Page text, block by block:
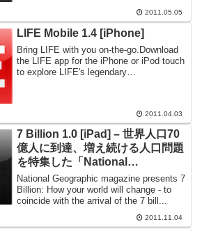
ツァー賞を受賞した沢田教一「安全への
逃避」、ケビン・カーター「ハゲワ...
2011.05.05
LIFE Mobile 1.4 [iPhone]
Bring LIFE with you on-the-go.Download
the LIFE app for the iPhone or iPod touch
to explore LIFE's legendary
2011.04.03
7 Billion 1.0 [iPad] – 世界人口70
億人に到達、増え続ける人口問題
を特集した「National
Geographic」誌のアプリケーシ
ョン
National Geographic magazine presents 7
Billion: How your world will change - to
coincide with the arrival of the 7 bill...
2011.11.04